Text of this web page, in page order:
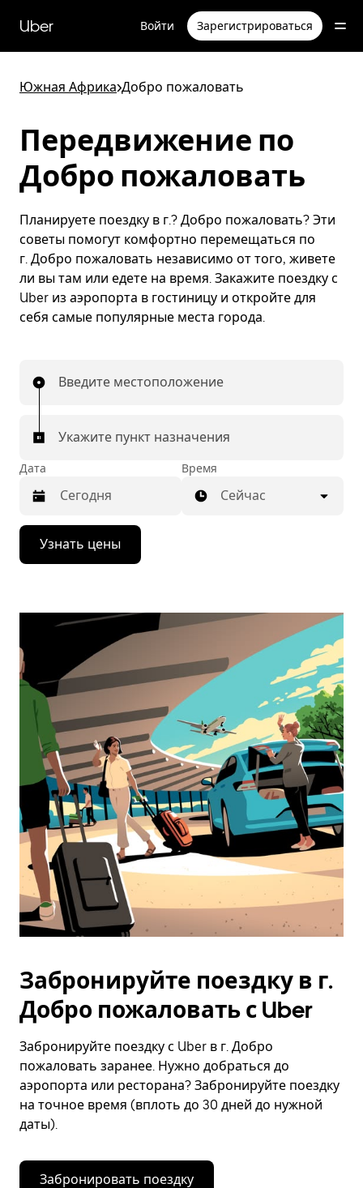
перейти
к
содержимому
Uber Войти Зарегистрироваться
Южная Африка>Добро пожаловать
Передвижение по
Добро пожаловать
Планируете поездку в г.? Добро пожаловать? Эти
советы помогут комфортно перемещаться по
г. Добро пожаловать независимо от того, живете
ли вы там или едете на время. Закажите поездку с
Uber из аэропорта в гостиницу и откройте для
себя самые популярные места города.
Введите местоположение
Укажите пункт назначения
Дата
Нажмите
стрелку
вниз,
календарю
выбрать
дату.
Чтобы
закрыть
календарь,
нажмите
Esc.
Время
Сейчас
Узнать цены
Забронируйте поездку в г.
Добро пожаловать с Uber
Забронируйте поездку с Uber в г. Добро
пожаловать заранее. Нужно добраться до
аэропорта или ресторана? Забронируйте поездку
на точное время (вплоть до 30 дней до нужной
даты).
Забронировать поездку